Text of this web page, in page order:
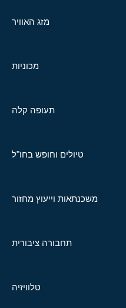
מזג האוויר
מכוניות
תעופה קלה
טיולים וחופש בחו"ל
משכנתאות וייעוץ מחזור
תחבורה ציבורית
טלוויזיה